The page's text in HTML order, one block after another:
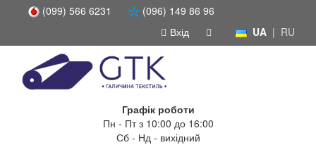
(099) 566 6231
(096) 149 86 96
UA | RU
Вхід
Графік роботи
Пн - Пт з 10:00 до 16:00
Сб - Нд - вихідний